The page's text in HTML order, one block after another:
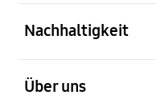
Nachhaltigkeit
Über uns